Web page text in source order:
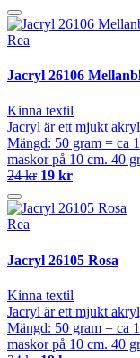
Rea
Jacryl 26106
Kinna textil
Jacryl är ett mjukt
Mängd: 50 gram = ca
maskor på 10 cm. 40
24 kr 19 kr
Rea
Jacryl 26105 Rosa
Kinna textil
Jacryl är ett mjukt
Mängd: 50 gram = ca
maskor på 10 cm. 40